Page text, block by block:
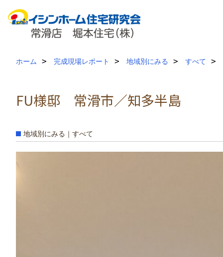
ホーム 完成現場レポート 地域別にみる すべて
FU様邸 常滑市／知多半島
地域別にみる｜すべて